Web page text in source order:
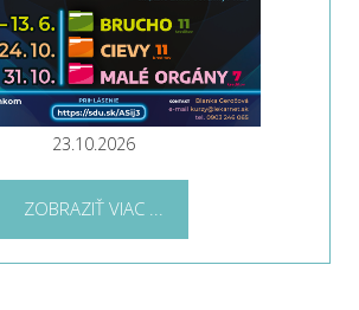
23.10.2026
ZOBRAZIŤ VIAC ...